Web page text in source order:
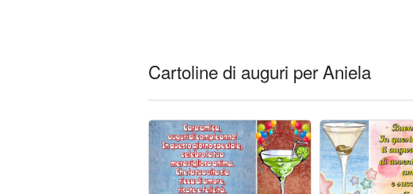
Cartoline di auguri per Aniela